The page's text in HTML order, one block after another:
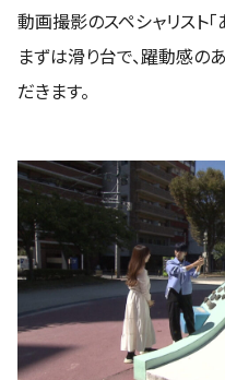
動画撮影のスペシャリスト「
まずは滑り台で、躍動感
だきます。